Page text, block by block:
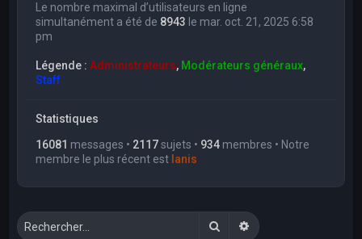
Le nombre maximal d’utilisateurs en ligne
simultanément a été de 8943 le mar. oct. 21, 2025 6:58
pm
Légende :Administrateurs, Modérateurs généraux,
Staff
Statistiques
16081 messages • 2117sujets • 934 membres • Notre
membre le plus récent est Ianis
RechercherRecherche avancée